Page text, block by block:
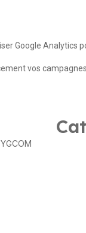
Google Analytics
vos